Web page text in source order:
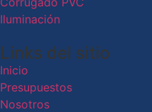
Iluminación
Links del sitio
Inicio
Presupuestos
Nosotros